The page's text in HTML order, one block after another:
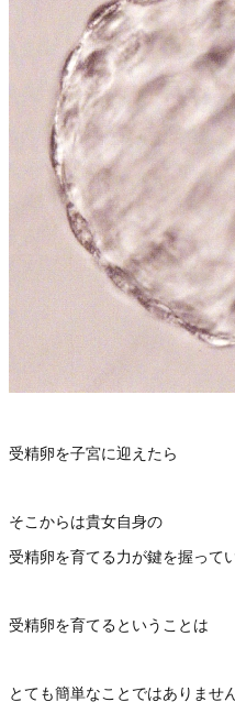
受精卵を子宮に迎えたら
そこからは貴女自身の
受精卵を育てる力が鍵を握って
受精卵を育てるということは
とても簡単なことではありません